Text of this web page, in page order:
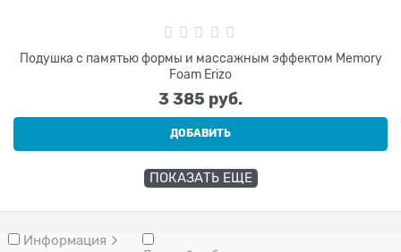
Подушка с памятью формы и массажным эффектом Memory
Foam Erizo
3 385 руб.
ДОБАВИТЬ
ПОКАЗАТЬ ЕЩЕ
Информация